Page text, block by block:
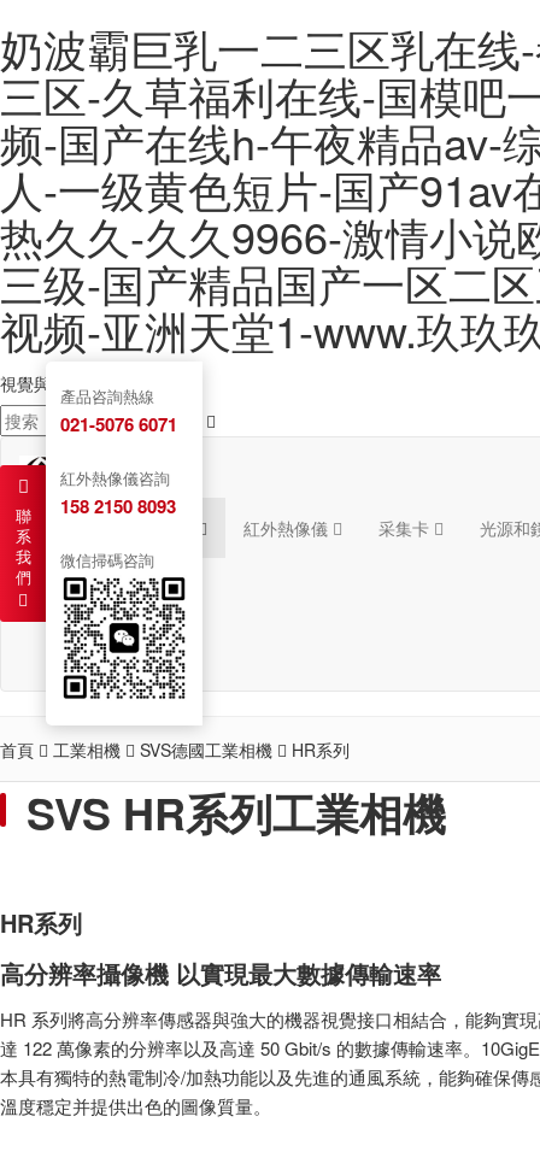
奶波霸巨乳一二三区乳在
三区-久草福利在线-国模吧
频-国产在线h-午夜精品av-
人-一级黄色短片-国产91av
热久久-久久9966-激情小说
三级-国产精品国产一区二
视频-亚洲天堂1-www.玖玖
視覺與圖像解決方案提供商
紅外熱像儀 采集卡 光源和
新聞 聯系
首頁 工業相機 SVS德國工業相機 HR系列
SVS HR系列工業相機
HR系列
高分辨率攝像機 以實現最大數據傳輸速率
HR 系列將高分辨率傳感器與強大的機器視覺接口相結合，能夠實
達 122 萬像素的分辨率以及高達 50 Gbit/s 的數據傳輸速率。
本具有獨特的熱電制冷/加熱功能以及先進的通風系統，能夠確保傳
溫度穩定并提供出色的圖像質量。
聯
系
我
們
產品咨詢熱線
021-5076 6071
紅外熱像儀咨詢
158 2150 8093
微信掃碼咨詢